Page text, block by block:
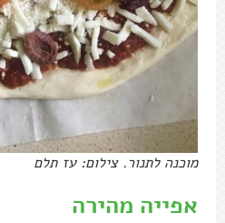
מוכנה לתנור. צילום: עז תלם
אפייה מהירה